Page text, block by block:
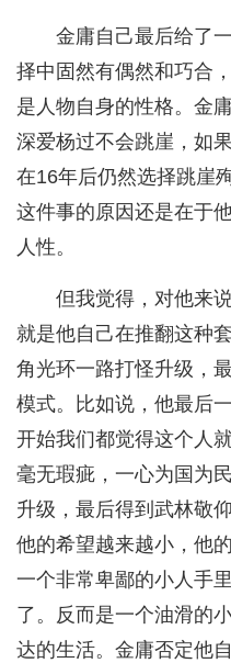
金庸自己最后给了
择中固然有偶然和巧合
是人物自身的性格。金
深爱杨过不会跳崖，如
在16年后仍然选择跳崖
这件事的原因还是在于
人性。
但我觉得，对他来
就是他自己在推翻这种
角光环一路打怪升级，
模式。比如说，他最后
开始我们都觉得这个人
毫无瑕疵，一心为国为
升级，最后得到武林敬
他的希望越来越小，他
一个非常卑鄙的小人手
了。反而是一个油滑的
达的生活。金庸否定他